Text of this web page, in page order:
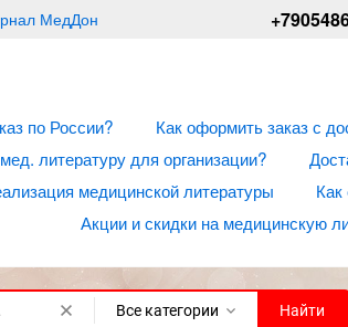
МедДон
по России?
Как оформить заказ с
литературу для организации?
медицинской литературы
Как
Акции и скидки на медицинскую
Все категории Найти